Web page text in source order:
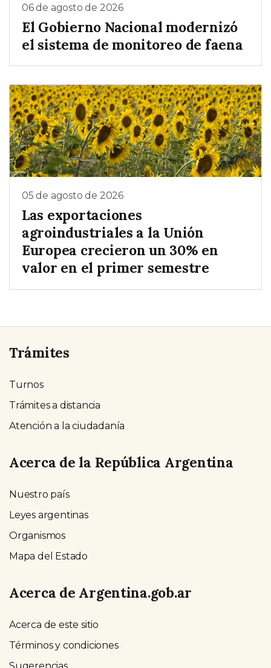
06 de agosto de 2026
El Gobierno Nacional modernizó
el sistema de monitoreo de faena
05 de agosto de 2026
Las exportaciones
agroindustriales a la Unión
Europea crecieron un 30% en
valor en el primer semestre
Trámites
Turnos
Trámites a distancia
Atención a la ciudadanía
Acerca de la República Argentina
Nuestro país
Leyes argentinas
Organismos
Mapa del Estado
Acerca de Argentina.gob.ar
Acerca de este sitio
Términos y condiciones